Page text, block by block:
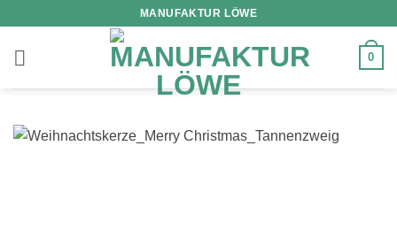
springen
MANUFAKTUR LÖWE
0